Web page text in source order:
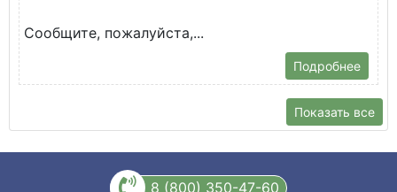
Сообщите, пожалуйста,...
Подробнее
Показать все
8 (800) 350-47-60